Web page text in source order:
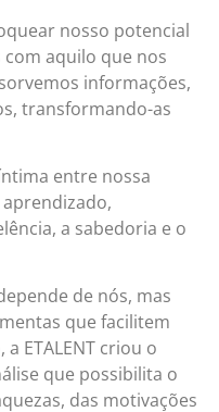
nosso potencial
aquilo que nos
informações,
transformando-as
entre nossa
a sabedoria e o
de nós, mas
que facilitem
ETALENT criou o
que possibilita o
das motivações